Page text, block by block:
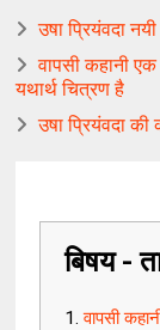
उषा प्रियंवदा
वापसी कहानी
यथार्थ चित्रण है
उषा प्रियंवदा
बिषय -
वापसी